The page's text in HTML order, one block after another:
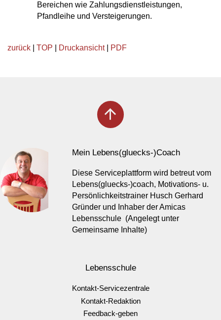
Bereichen wie Zahlungsdienstleistungen,
Pfandleihe und Versteigerungen.
zurück TOP Druckansicht| PDF
arrow_upward
Mein Lebens(gluecks-)Coach
Diese Serviceplattform wird betreut vom
Lebens(gluecks-)coach, Motivations- u.
Persönlichkeitstrainer Husch Gerhard
Gründer und Inhaber der Amicas
Lebensschule (Angelegt unter
Gemeinsame Inhalte)
Lebensschule
Kontakt-Servicezentrale
Kontakt-Redaktion
Feedback-geben